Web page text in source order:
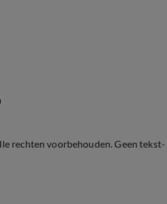
rechten voorbehouden. Geen tekst-